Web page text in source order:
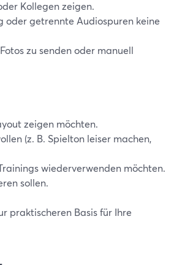
Kollegen zeigen.
oder getrennte Audiospuren keine
zu senden oder manuell
zeigen möchten.
(z. B. Spielton leiser machen,
wiederverwenden möchten.
sollen.
praktischeren Basis für Ihre